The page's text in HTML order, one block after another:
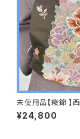
未使用品【綾錦
帯 正絹 s667
¥24,800